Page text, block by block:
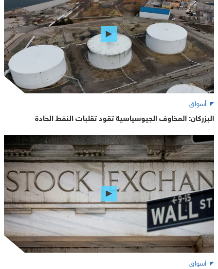
أسواق
البزركان: المخاوف الجيوسياسية تقود تقلبات النفط الحادة
أسواق